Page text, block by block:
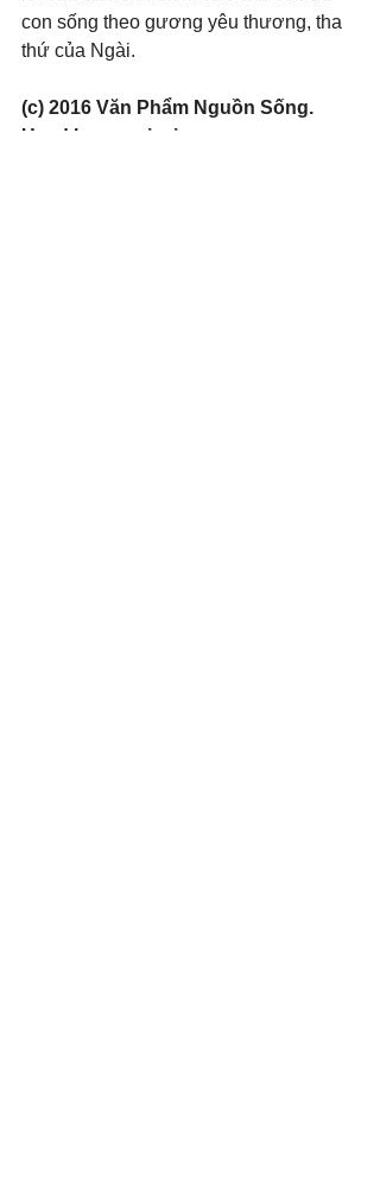
con sống theo gương yêu thương, tha
thứ của Ngài.
(c) 2016 Văn Phẩm Nguồn Sống.
Used by permission.